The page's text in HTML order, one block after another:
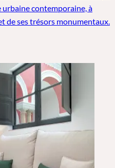
contemporaine, à
de ses trésors monumentaux.